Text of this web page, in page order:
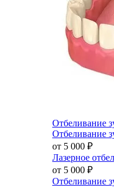
Отбеливание
Отбеливание
от 5 000 ₽
Лазерное
от 5 000 ₽
Отбеливание